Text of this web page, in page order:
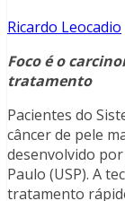
Ricardo Leocadio
Foco é o
tratamento
Pacientes do
câncer de pele
desenvolvido
Paulo (USP). A
tratamento